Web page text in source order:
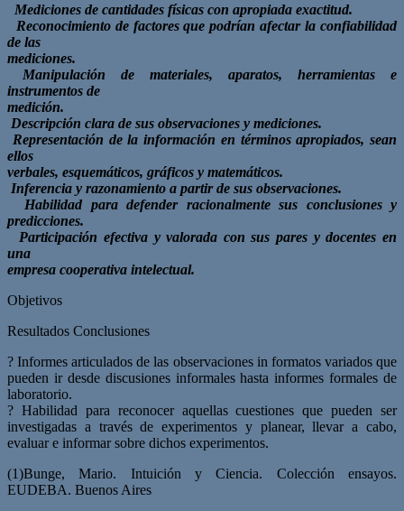
Mediciones de cantidades físicas con apropiada exactitud.
Reconocimiento de factores que podrían afectar la confiabilidad
de las
mediciones.
Manipulación de materiales, aparatos, herramientas e
instrumentos de
medición.
Descripción clara de sus observaciones y mediciones.
Representación de la información en términos apropiados, sean
ellos
verbales, esquemáticos, gráficos y matemáticos.
Inferencia y razonamiento a partir de sus observaciones.
Habilidad para defender racionalmente sus conclusiones y
predicciones.
Participación efectiva y valorada con sus pares y docentes en
una
empresa cooperativa intelectual.
Objetivos
Resultados Conclusiones
? Informes articulados de las observaciones in formatos variados que
pueden ir desde discusiones informales hasta informes formales de
laboratorio.
? Habilidad para reconocer aquellas cuestiones que pueden ser
investigadas a través de experimentos y planear, llevar a cabo,
evaluar e informar sobre dichos experimentos.
(1)Bunge, Mario. Intuición y Ciencia. Colección ensayos.
EUDEBA. Buenos Aires